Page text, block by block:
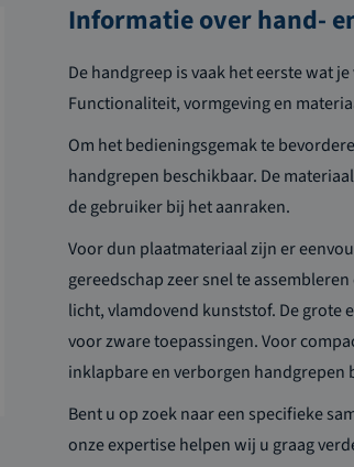
Informatie over hand-
De handgreep is vaak het eerste wat
Functionaliteit, vormgeving en
Om het bedieningsgemak te
handgrepen beschikbaar. De
de gebruiker bij het aanraken.
Voordun plaatmateriaal zijn er
gereedschapzeer snelte assembleren
licht,vlamdovend kunststof. De grote
voor zware toepassingen.Voor
inklapbare en verborgen handgrepen
Bent u op zoek naar een specifieke
onze expertise helpen wij u graag